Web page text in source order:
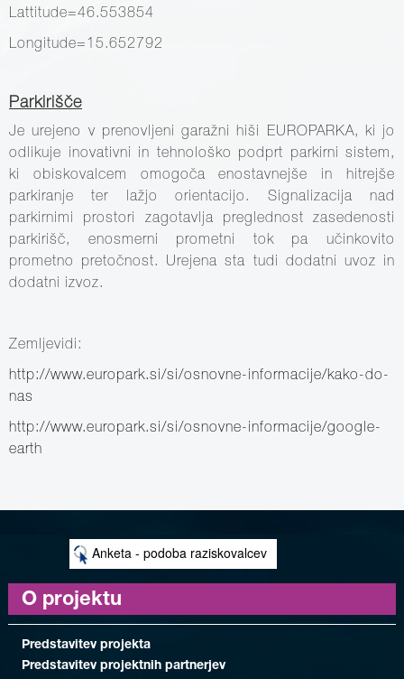
Lattitude=46.553854
Longitude=15.652792
Parkirišče
Je urejeno v prenovljeni garažni hiši EUROPARKA, ki jo
odlikuje inovativni in tehnološko podprt parkirni sistem,
ki obiskovalcem omogoča enostavnejše in hitrejše
parkiranje ter lažjo orientacijo. Signalizacija nad
parkirnimi prostori zagotavlja preglednost zasedenosti
parkirišč, enosmerni prometni tok pa učinkovito
prometno pretočnost. Urejena sta tudi dodatni uvoz in
dodatni izvoz.
Zemljevidi:
http://www.europark.si/si/osnovne-informacije/kako-do-
nas
http://www.europark.si/si/osnovne-informacije/google-
earth
Anketa - podoba raziskovalcev
O projektu
Predstavitev projekta
Predstavitev projektnih partnerjev